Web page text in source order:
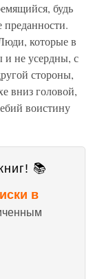
будь
которые в
и не усердны, с
стороны,
вниз головой,
воистину
📚
в